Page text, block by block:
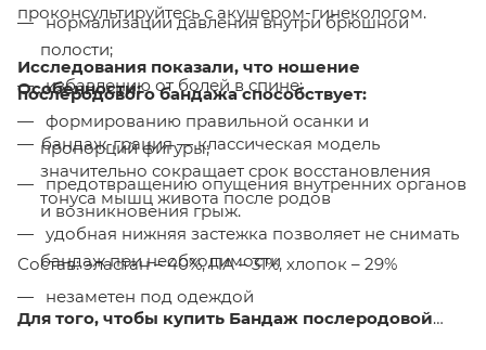
проконсультируйтесь с акушером-гинекологом.
Исследования показали, что ношение
послеродового бандажа способствует:
нормализации давления внутри брюшной
полости;
избавлению от болей в спине;
пропорций фигуры;
предотвращению опущения внутренних органов
и возникновения грыж.
Особенности:
бандаж-грация — классическая модель
значительно сокращает срок восстановления
тонуса мышц живота после родов
бандаж при необходимости
незаметен под одеждой
Состав: эластан – 40%, ПА – 31%, хлопок – 29%
Для того, чтобы купить Бандаж послеродовой